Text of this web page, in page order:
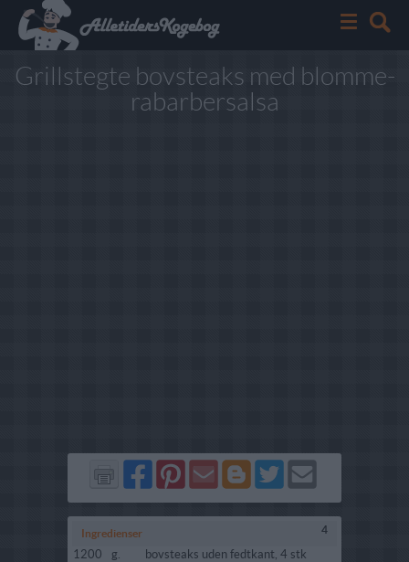
Grillstegte bovsteaks med blomme-
rabarbersalsa
Del
på
Facebook
Del
på
Pinterest
Send
via
GMail
Del
på
Blogger
Del
på
Twitter
Send
Ingredienser 4
1200 g.
bovsteaks uden fedtkant, 4 stk